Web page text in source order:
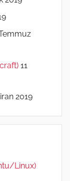
11
2019
Linux)